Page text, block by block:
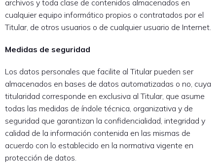
archivos y toda clase de contenidos almacenados en
cualquier equipo informático propios o contratados por el
Titular, de otros usuarios o de cualquier usuario de Internet.
Medidas de seguridad
Los datos personales que facilite al Titular pueden ser
almacenados en bases de datos automatizadas o no, cuya
titularidad corresponde en exclusiva al Titular, que asume
todas las medidas de índole técnica, organizativa y de
seguridad que garantizan la confidencialidad, integridad y
calidad de la información contenida en las mismas de
acuerdo con lo establecido en la normativa vigente en
protección de datos.